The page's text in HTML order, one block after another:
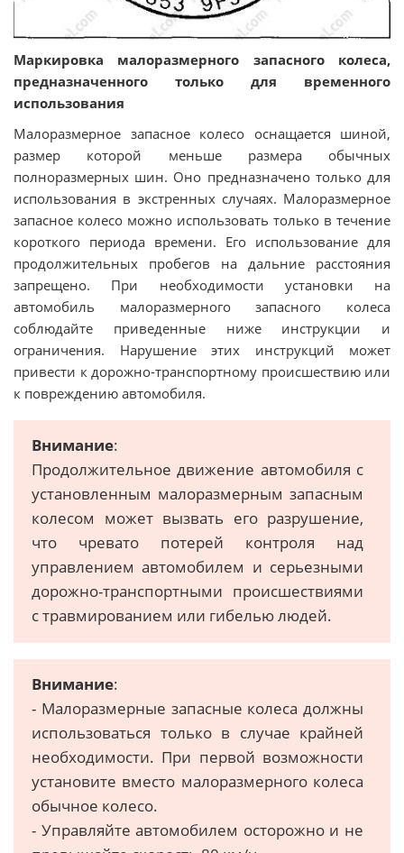
Маркировка малоразмерного запасного колеса,
предназначенного только для временного
использования
Малоразмерное запасное колесо оснащается шиной,
размер которой меньше размера обычных
полноразмерных шин. Оно предназначено только для
использования в экстренных случаях. Малоразмерное
запасное колесо можно использовать только в течение
короткого периода времени. Его использование для
продолжительных пробегов на дальние расстояния
запрещено. При необходимости установки на
автомобиль малоразмерного запасного колеса
соблюдайте приведенные ниже инструкции и
ограничения. Нарушение этих инструкций может
привести к дорожно-транспортному происшествию или
к повреждению автомобиля.
Внимание:
Продолжительное движение автомобиля с
установленным малоразмерным запасным
колесом может вызвать его разрушение,
что чревато потерей контроля над
управлением автомобилем и серьезными
дорожно-транспортными происшествиями
с травмированием или гибелью людей.
Внимание:
- Малоразмерные запасные колеса должны
использоваться только в случае крайней
необходимости. При первой возможности
установите вместо малоразмерного колеса
обычное колесо.
- Управляйте автомобилем осторожно и не